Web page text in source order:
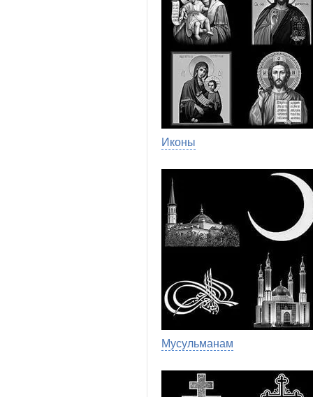
Иконы
Мусульманам